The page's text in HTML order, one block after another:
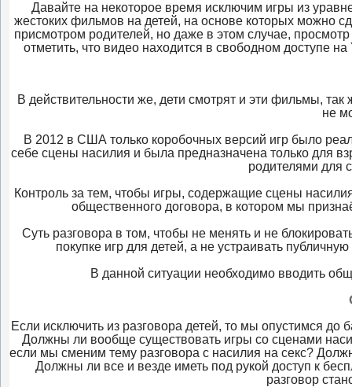
Давайте на некоторое время исключим игры из
жестоких фильмов на детей, на основе которых можно
присмотром родителей, но даже в этом случае,
отметить, что видео находится в свободном доступе
В действительности же, дети смотрят и эти фильмы,
не
В 2012 в США только коробочных версий игр было
себе сцены насилия и была предназначена только для
родителями для
Контроль за тем, чтобы игры, содержащие сцены
общественного договора, в котором мы
Суть разговора в том, чтобы не менять и не
покупке игр для детей, а не устраивать
В данной ситуации необходимо вводить
Если исключить из разговора детей, то мы опустимся
Должны ли вообще существовать игры со сценами
если мы сменим тему разговора с насилия на секс?
Должны ли все и везде иметь под рукой доступ к
разговор